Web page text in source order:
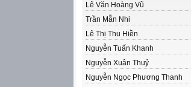
Lê Văn Hoàng Vũ
Trần Mẫn Nhi
Lê Thị Thu Hiền
Nguyễn Tuấn Khanh
Nguyễn Xuân Thuỷ
Nguyễn Ngọc Phương Thanh